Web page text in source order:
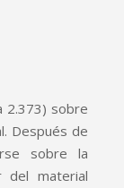
2.373) sobre
Después de
sobre la
del material